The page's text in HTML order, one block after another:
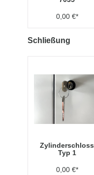
0,00 €*
Schließung
Zylinderschloss
Typ 1
0,00 €*